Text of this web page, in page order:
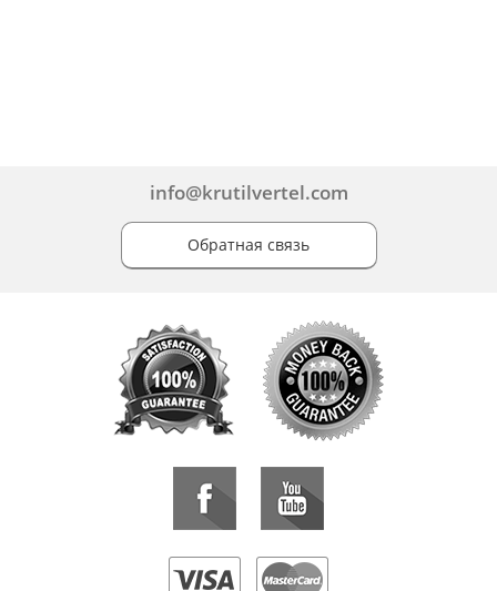
info@krutilvertel.com
Обратная связь